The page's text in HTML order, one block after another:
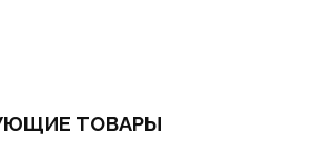
ТОВАРЫ